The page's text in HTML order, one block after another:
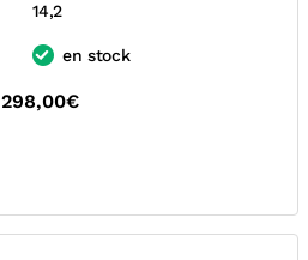
14,2
en stock
298,00€